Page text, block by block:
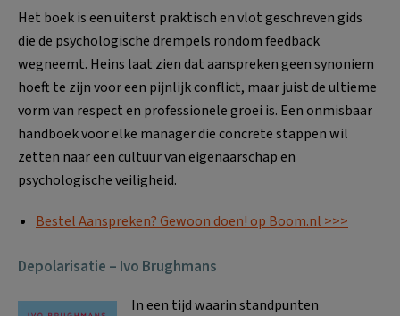
Het boek is een uiterst praktisch en vlot geschreven gids
die de psychologische drempels rondom feedback
wegneemt. Heins laat zien dat aanspreken geen synoniem
hoeft te zijn voor een pijnlijk conflict, maar juist de ultieme
vorm van respect en professionele groei is. Een onmisbaar
handboek voor elke manager die concrete stappen wil
zetten naar een cultuur van eigenaarschap en
psychologische veiligheid.
Bestel Aanspreken? Gewoon doen! op Boom.nl >>>
Depolarisatie – Ivo Brughmans
In een tijd waarin standpunten